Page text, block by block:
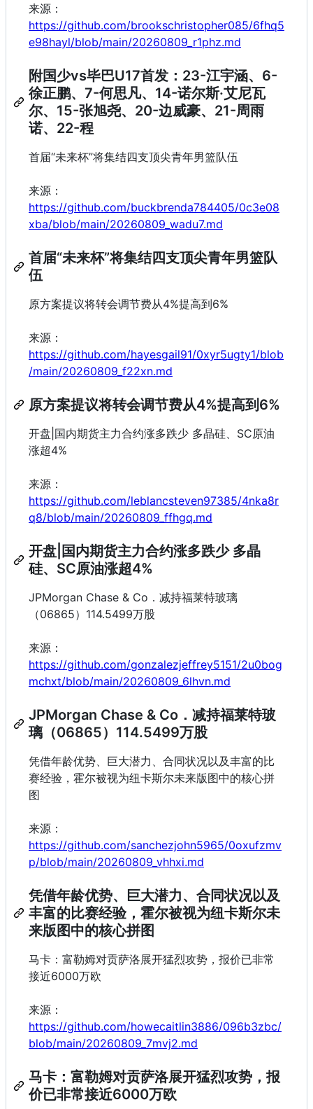
来源：
https://github.com/brookschristopher085/6fhq5
e98hayl/blob/main/20260809_r1phz.md
附国少vs毕巴U17首发：23-江宇涵、6-
徐正鹏、7-何思凡、14-诺尔斯·艾尼瓦
尔、15-张旭尧、20-边威豪、21-周雨
诺、22-程
首届“未来杯”将集结四支顶尖青年男篮队伍
来源：
https://github.com/buckbrenda784405/0c3e08
xba/blob/main/20260809_wadu7.md
首届“未来杯”将集结四支顶尖青年男篮队
伍
原方案提议将转会调节费从4%提高到6%
来源：
https://github.com/hayesgail91/0xyr5ugty1/blob
/main/20260809_f22xn.md
原方案提议将转会调节费从4%提高到6%
开盘|国内期货主力合约涨多跌少 多晶硅、SC原油
涨超4%
来源：
https://github.com/leblancsteven97385/4nka8r
q8/blob/main/20260809_ffhgq.md
开盘|国内期货主力合约涨多跌少 多晶
硅、SC原油涨超4%
JPMorgan Chase & Co．减持福莱特玻璃
（06865）114.5499万股
来源：
https://github.com/gonzalezjeffrey5151/2u0bog
mchxt/blob/main/20260809_6lhvn.md
JPMorgan Chase & Co．减持福莱特玻
璃（06865）114.5499万股
凭借年龄优势、巨大潜力、合同状况以及丰富的比
赛经验，霍尔被视为纽卡斯尔未来版图中的核心拼
图
来源：
https://github.com/sanchezjohn5965/0oxufzmv
p/blob/main/20260809_vhhxi.md
凭借年龄优势、巨大潜力、合同状况以及
丰富的比赛经验，霍尔被视为纽卡斯尔未
来版图中的核心拼图
马卡：富勒姆对贡萨洛展开猛烈攻势，报价已非常
接近6000万欧
来源：
https://github.com/howecaitlin3886/096b3zbc/
blob/main/20260809_7mvj2.md
马卡：富勒姆对贡萨洛展开猛烈攻势，报
价已非常接近6000万欧